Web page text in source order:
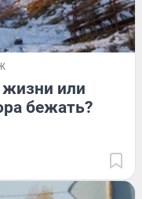
или
бежать?